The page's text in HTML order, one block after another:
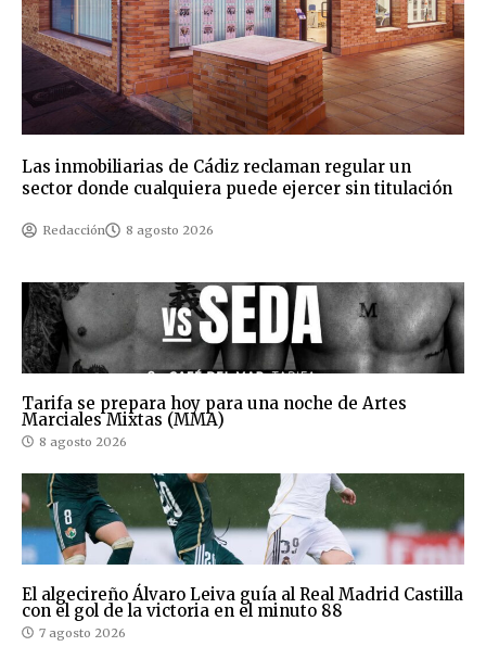
Las inmobiliarias de Cádiz reclaman regular un
sector donde cualquiera puede ejercer sin titulación
Redacción 8 agosto 2026
Tarifa se prepara hoy para una noche de Artes
Marciales Mixtas (MMA)
8 agosto 2026
El algecireño Álvaro Leiva guía al Real Madrid Castilla
con el gol de la victoria en el minuto 88
7 agosto 2026